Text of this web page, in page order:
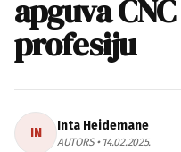
apguva
profesiju
IN Inta Heidemane
AUTORS • 14.02.2025.